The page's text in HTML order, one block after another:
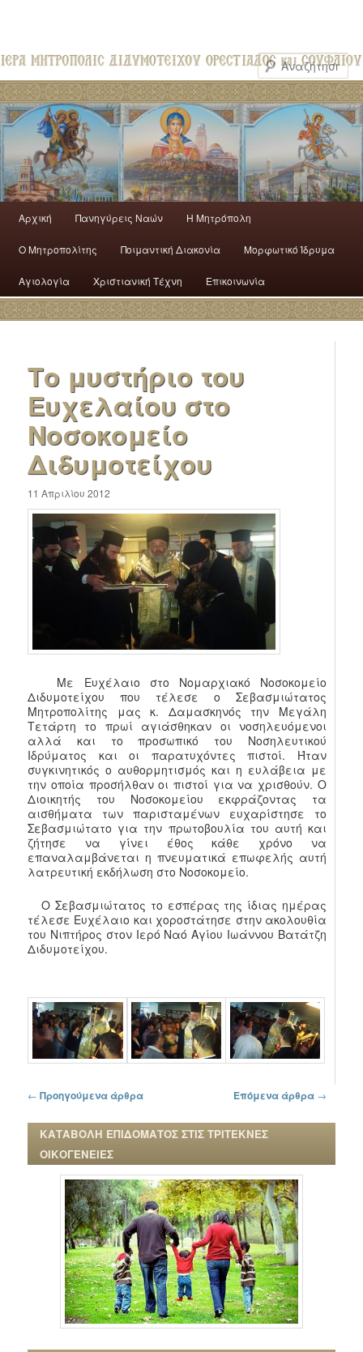
Αρχική Πανηγύρεις Ναών H Mητρόπολη
Ο Mητροπολίτης Ποιμαντική Διακονία Μορφωτικό Ίδρυμα
Αγιολογία Χριστιανική Τέχνη Επικοινωνία
Το μυστήριο του
Ευχελαίου στο
Νοσοκομείο
Διδυμοτείχου
11 Απριλίου 2012
Με Ευχέλαιο στο Νομαρχιακό Νοσοκομείο
Διδυμοτείχου που τέλεσε ο Σεβασμιώτατος
Μητροπολίτης μας κ. Δαμασκηνός την Μεγάλη
Τετάρτη το πρωί αγιάσθηκαν οι νοσηλευόμενοι
αλλά και το προσωπικό του Νοσηλευτικού
Ιδρύματος και οι παρατυχόντες πιστοί. Ήταν
συγκινητικός ο αυθορμητισμός και η ευλάβεια με
την οποία προσήλθαν οι πιστοί για να χρισθούν. Ο
Διοικητής του Νοσοκομείου εκφράζοντας τα
αισθήματα των παρισταμένων ευχαρίστησε το
Σεβασμιώτατο για την πρωτοβουλία του αυτή και
ζήτησε να γίνει έθος κάθε χρόνο να
επαναλαμβάνεται η πνευματικά επωφελής αυτή
λατρευτική εκδήλωση στο Νοσοκομείο.
Ο Σεβασμιώτατος το εσπέρας της ίδιας ημέρας
τέλεσε Ευχέλαιο και χοροστάτησε στην ακολουθία
του Νιπτήρος στον Ιερό Ναό Αγίου Ιωάννου Βατάτζη
Διδυμοτείχου.
Πλοήγηση στα άρθρα
← Προηγούμενα άρθρα Επόμενα άρθρα →
ΚΑΤΑΒΟΛΗ ΕΠΙΔΟΜΑΤΟΣ ΣΤΙΣ ΤΡΙΤΕΚΝΕΣ
ΟΙΚΟΓΕΝΕΙΕΣ